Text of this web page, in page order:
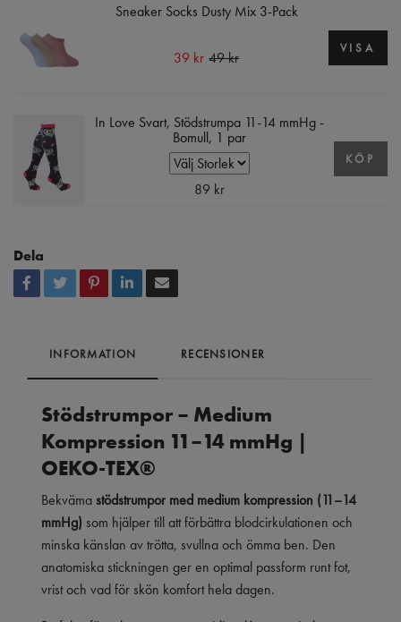
Sneaker Socks Dusty Mix 3-Pack
39 kr 49 kr
VISA
In Love Svart, Stödstrumpa 11-14 mmHg -
Bomull, 1 par
89 kr
KÖP
Dela
INFORMATION RECENSIONER
Stödstrumpor – Medium
Kompression 11–14 mmHg |
OEKO-TEX®
Bekvämastödstrumpor med medium kompression (11–14
mmHg) som hjälper till att förbättra blodcirkulationen och
minska känslan av trötta, svullna och ömma ben. Den
anatomiska stickningen ger en optimal passform runt fot,
vrist och vad för skön komfort hela dagen.